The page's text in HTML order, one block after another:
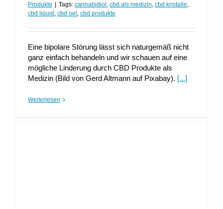
Produkte
Tags: cannabidiol , cbd als medizin, cbd kristalle,
cbd liquid , cbd oel , cbd produkte
Eine bipolare Störung lässt sich naturgemäß nicht
ganz einfach behandeln und wir schauen auf eine
mögliche Linderung durch CBD Produkte als
Medizin (Bild von Gerd Altmann auf Pixabay). [...]
Weiterlesen